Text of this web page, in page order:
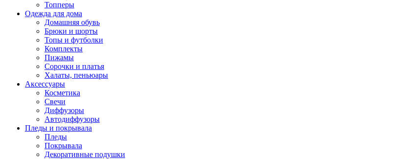
Топперы
Одежда для дома
Домашняя обувь
Брюки и шорты
Топы и футболки
Комплекты
Пижамы
Сорочки и платья
Халаты, пеньюары
Аксессуары
Косметика
Свечи
Диффузоры
Автодиффузоры
Пледы и покрывала
Пледы
Покрывала
Декоративные подушки